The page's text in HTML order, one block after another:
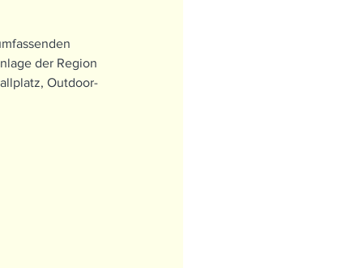
der Region
Outdoor-